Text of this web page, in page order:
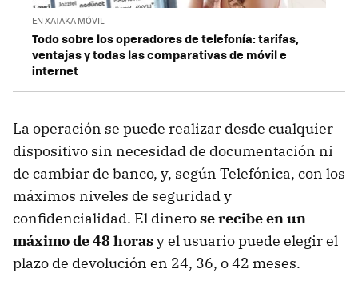
EN XATAKA MÓVIL
Todo sobre los operadores de telefonía: tarifas,
ventajas y todas las comparativas de móvil e
internet
La operación se puede realizar desde cualquier
dispositivo sin necesidad de documentación ni
de cambiar de banco, y, según Telefónica, con los
máximos niveles de seguridad y
confidencialidad. El dinerose recibe en un
máximo de 48 horasy el usuario puede elegir el
plazo de devolución en 24, 36, o 42 meses.